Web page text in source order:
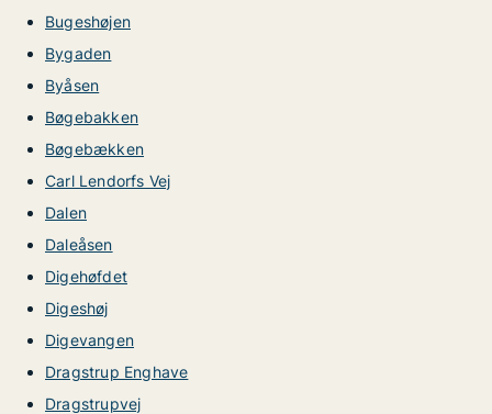
Bugeshøjen
Bygaden
Byåsen
Bøgebakken
Bøgebækken
Carl Lendorfs Vej
Dalen
Daleåsen
Digehøfdet
Digeshøj
Digevangen
Dragstrup Enghave
Dragstrupvej